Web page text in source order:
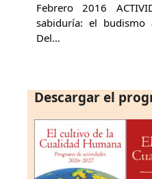
Febrero 2016
sabiduría: el budismo
Del…
Descargar el